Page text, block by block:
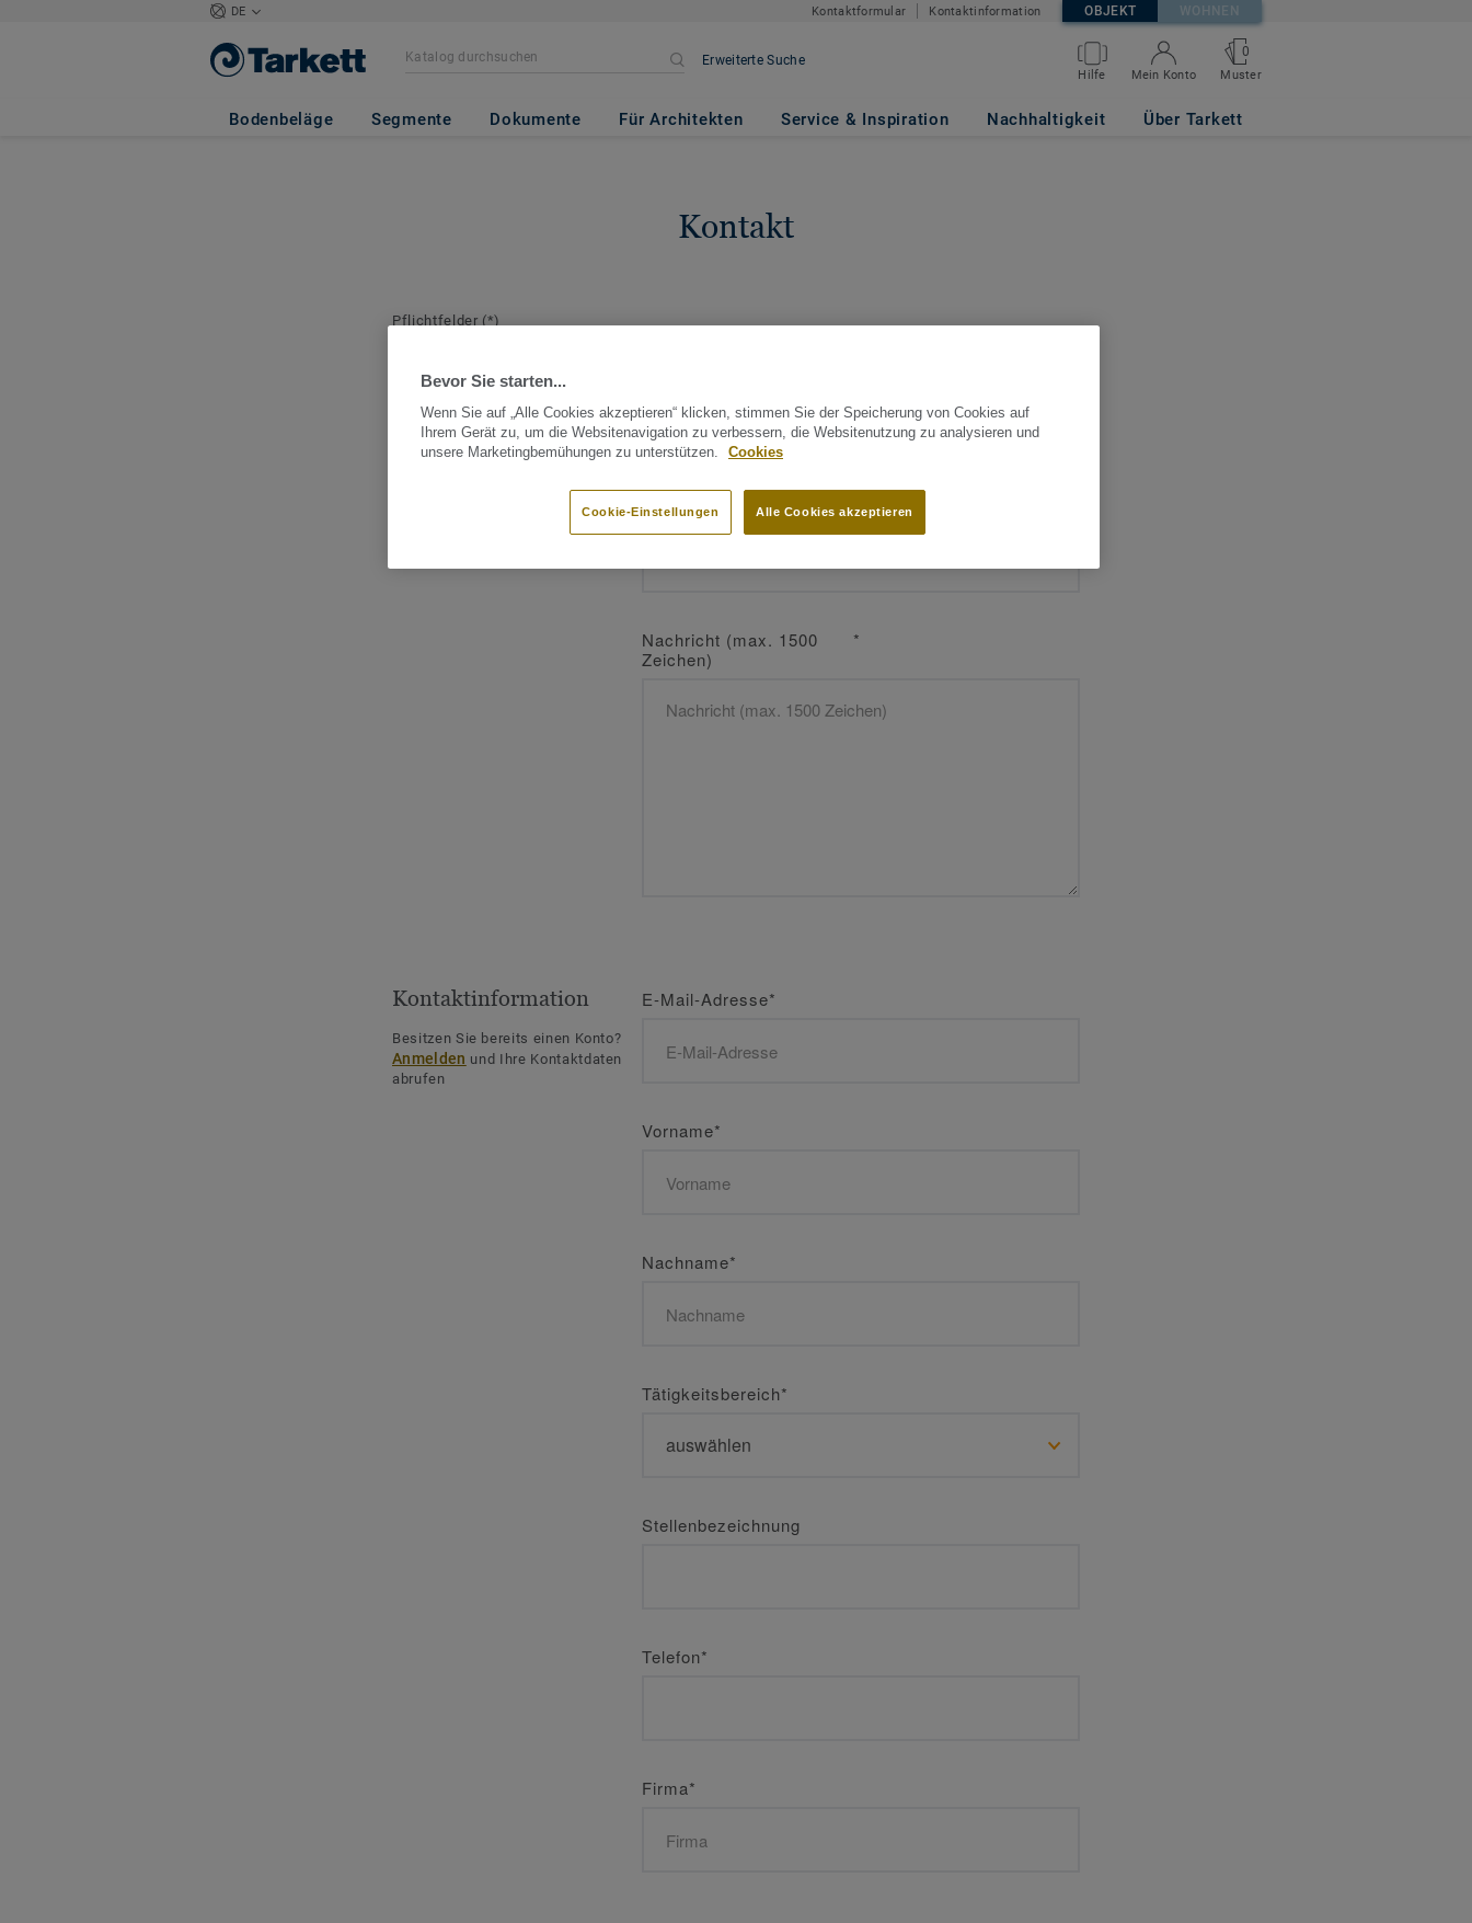
DE Kontaktformular Kontaktinformation OBJEKT WOHNEN
Erweiterte Suche
Hilfe Mein Konto
0
Muster
Bodenbeläge Segmente Dokumente Für Architekten Service & Inspiration Nachhaltigkeit Über Tarkett
Kontakt
Pflichtfelder (*)
Ihre Nachricht
Bereich*
Nachricht (max. 1500
Zeichen)
*
Kontaktinformation
Besitzen Sie bereits einen Konto?
Anmelden und Ihre Kontaktdaten
abrufen
E-Mail-Adresse*
Vorname*
Nachname*
Tätigkeitsbereich*
Stellenbezeichnung
Telefon*
Firma*
Bevor Sie starten...
Wenn Sie auf „Alle Cookies akzeptieren“ klicken, stimmen Sie der Speicherung von Cookies auf
Ihrem Gerät zu, um die Websitenavigation zu verbessern, die Websitenutzung zu analysieren und
unsere Marketingbemühungen zu unterstützen.
Cookies
Alle Cookies akzeptieren
Cookie-Einstellungen